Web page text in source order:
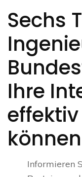
Sechs
Ihre
können
Informieren